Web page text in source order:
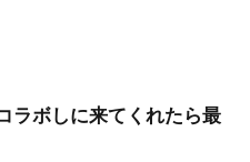
ラボしに来てくれたら最